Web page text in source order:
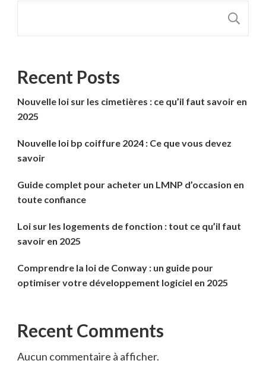
Recent Posts
Nouvelle loi sur les cimetières : ce qu’il faut savoir en
2025
Nouvelle loi bp coiffure 2024 : Ce que vous devez
savoir
Guide complet pour acheter un LMNP d’occasion en
toute confiance
Loi sur les logements de fonction : tout ce qu’il faut
savoir en 2025
Comprendre la loi de Conway : un guide pour
optimiser votre développement logiciel en 2025
Recent Comments
Aucun commentaire à afficher.